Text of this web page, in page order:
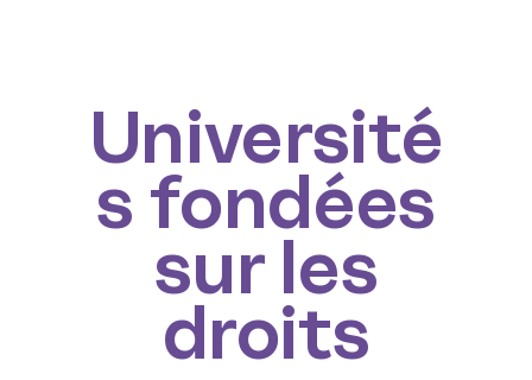
Université
s fondées
sur les
droits